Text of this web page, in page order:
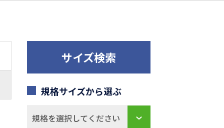
サイズ検索
規格サイズから選ぶ